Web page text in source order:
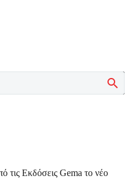
τις Εκδόσεις Gema το νέο